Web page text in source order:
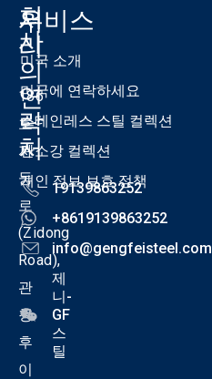
회
사
186
호
자
둥
로
(Zidong
Road),
관
청
후
이
우
리
의
연
락
처
19139863252
+8619139863252
info@gengfeisteel.com
제
니-
GF
스
틸
서비스
미국 소개
미국에 연락하세요
스테인레스 스틸 컬렉션
탄소강 컬렉션
개인 정보 보호 정책